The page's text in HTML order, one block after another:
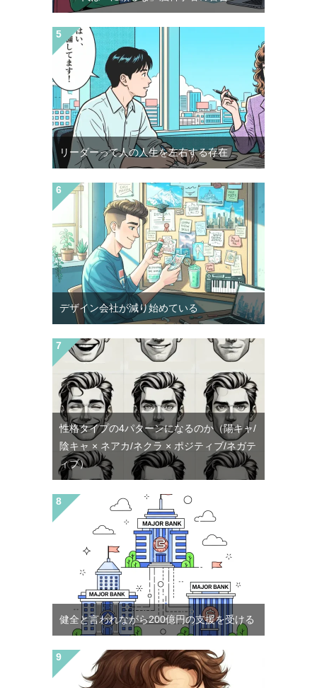
リーダーって人の人生を左右する存在
デザイン会社が減り始めている
性格タイプの4パターンになるのか（陽キャ/
陰キャ × ネアカ/ネクラ × ポジティブ/ネガテ
ィブ）
健全と言われながら200億円の支援を受ける